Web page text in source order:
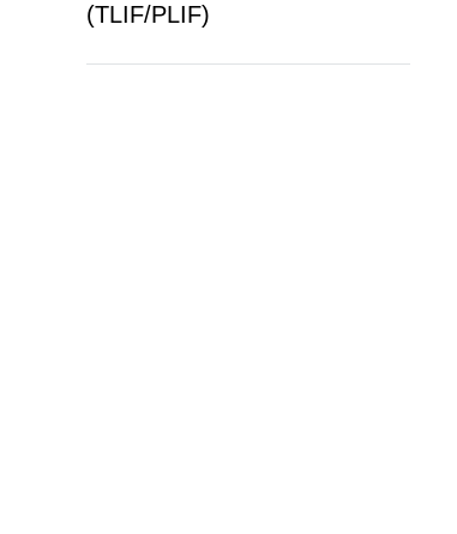
(TLIF/PLIF)